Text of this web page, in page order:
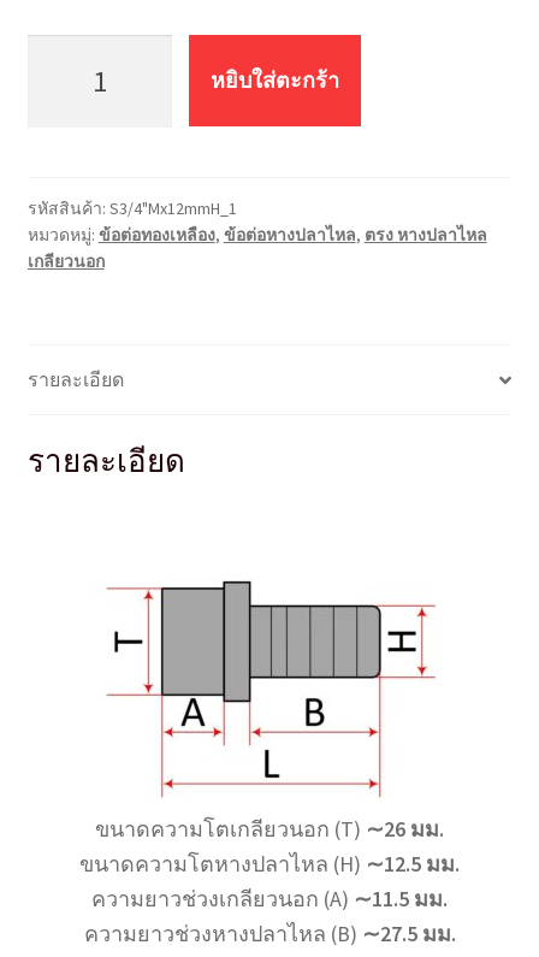
เกลียว
นอก
S3/4"Mx12mmH
หยิบใส่ตะกร้า
รหัสสินค้า: S3/4"Mx12mmH_1
หมวดหมู่: ข้อต่อทองเหลือง, ข้อต่อหางปลาไหล, ตรง หางปลาไหล
เกลียวนอก
รายละเอียด
รายละเอียด
ขนาดความโตเกลียวนอก (T) ∼26 มม.
ขนาดความโตหางปลาไหล (H) ∼12.5 มม.
ความยาวช่วงเกลียวนอก (A) ∼11.5 มม.
ความยาวช่วงหางปลาไหล (B) ∼27.5 มม.